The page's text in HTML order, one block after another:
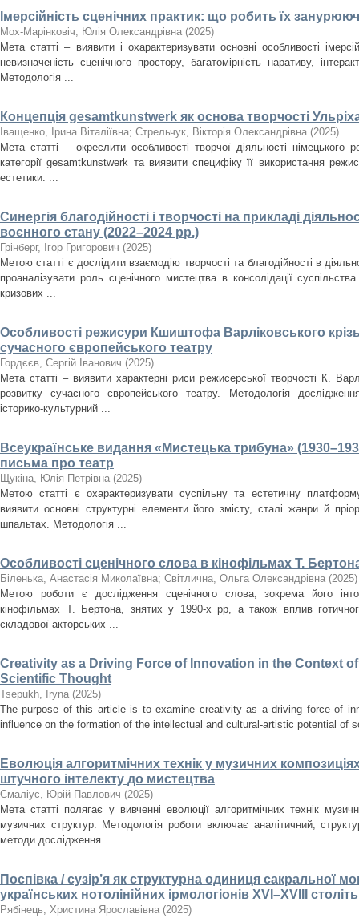
Імерсійність сценічних практик: що робить їх
Мох-Марінковіч, Юлія Олександрівна (2025)
Мета статті – виявити і охарактеризувати основні особливості
невизначеність сценічного простору, багатомірність наративу,
Методологія ...
Концепція gesamtkunstwerk як основа творчості
Іващенко, Ірина Віталіївна; Стрельчук, Вікторія Олександрівна (2025)
Мета статті – окреслити особливості творчої діяльності
категорії gesamtkunstwerk та виявити специфіку її використання
естетики. ...
Синергія благодійності і творчості на прикладі
воєнного стану (2022–2024 рр.)
Грінберг, Ігор Григорович (2025)
Метою статті є дослідити взаємодію творчості та благодійності в
проаналізувати роль сценічного мистецтва в консолідації
кризових ...
Особливості режисури Кшиштофа Варліковського
сучасного європейського театру
Гордєєв, Сергій Іванович (2025)
Мета статті – виявити характерні риси режисерської творчості К.
розвитку сучасного європейського театру. Методологія
історико-культурний ...
Всеукраїнське видання «Мистецька трибуна»
письма про театр
Щукіна, Юлія Петрівна (2025)
Метою статті є охарактеризувати суспільну та естетичну
виявити основні структурні елементи його змісту, сталі жанри й
шпальтах. Методологія ...
Особливості сценічного слова в кінофільмах Т.
Біленька, Анастасія Миколаївна; Світлична, Ольга Олександрівна (2025)
Метою роботи є дослідження сценічного слова, зокрема його
кінофільмах Т. Бертона, знятих у 1990-х рр, а також вплив
складової акторських ...
Creativity as a Driving Force of Innovation in the Context
Scientific Thought
Tsepukh, Iryna (2025)
The purpose of this article is to examine creativity as a driving force of
influence on the formation of the intellectual and cultural-artistic potential of
Еволюція алгоритмічних технік у музичних
штучного інтелекту до мистецтва
Смаліус, Юрій Павлович (2025)
Мета статті полягає у вивченні еволюції алгоритмічних технік
музичних структур. Методологія роботи включає аналітичний,
методи дослідження. ...
Поспівка / сузір’я як структурна одиниця сакральної
українських нотолінійних ірмологіонів XVI–XVIII століть
Рябінець, Христина Ярославівна (2025)